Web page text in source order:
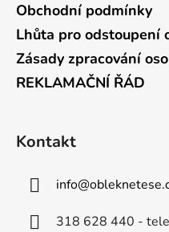
Obchodní podmínky
Lhůta pro odstoupení
Zásady zpracování
REKLAMAČNÍ ŘÁD
Kontakt
info@
318 628 440 -